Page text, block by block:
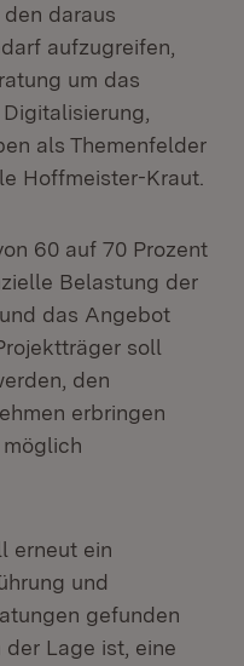
daraus
aufzugreifen,
um das
als Themenfelder
Hoffmeister-Kraut.
60 auf 70 Prozent
Belastung der
das Angebot
soll
den
erbringen
in neuem Fenster)
erneut ein
und
gefunden
Lage ist, eine